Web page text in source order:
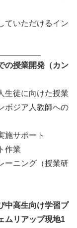
ていただけるイン
の授業開発（カン
生徒に向けた授業
ボジア人教師への
施サポート
作業
ーニング（授業研
中高生向け学習プ
ムリアップ現地1